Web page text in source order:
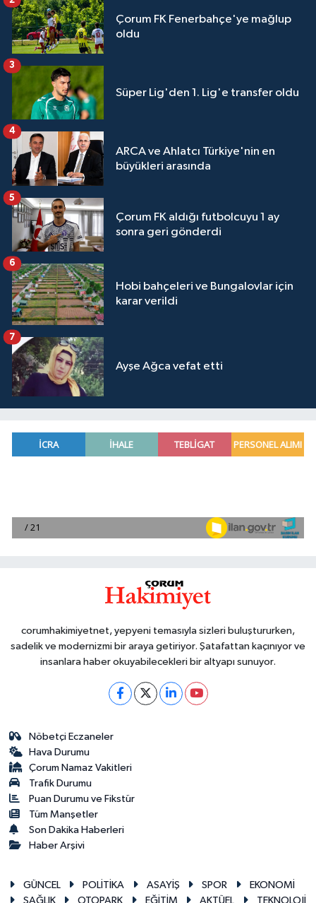
Çorum FK Fenerbahçe'ye mağlup
oldu
Süper Lig'den 1. Lig'e transfer oldu
3
ARCA ve Ahlatcı Türkiye'nin en
büyükleri arasında
4
Çorum FK aldığı futbolcuyu 1 ay
sonra geri gönderdi
5
Hobi bahçeleri ve Bungalovlar için
karar verildi
6
Ayşe Ağca vefat etti
7
corumhakimiyetnet, yepyeni temasıyla sizleri buluştururken,
sadelik ve modernizmi bir araya getiriyor. Şatafattan kaçınıyor ve
insanlara haber okuyabilecekleri bir altyapı sunuyor.
Nöbetçi Eczaneler
Hava Durumu
Çorum Namaz Vakitleri
Trafik Durumu
Puan Durumu ve Fikstür
Tüm Manşetler
Son Dakika Haberleri
Haber Arşivi
GÜNCEL POLİTİKA ASAYİŞ SPOR
EKONOMİ
SAĞLIK
OTOPARK EĞİTİM AKTÜEL TEKNOLOJİ